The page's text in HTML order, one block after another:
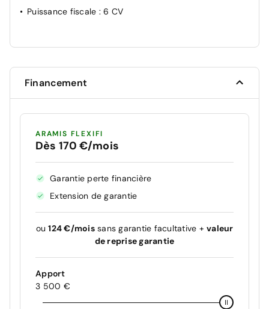
Puissance fiscale : 6 CV
Financement
ARAMIS FLEXIFI
Dès 170 €/mois
Garantie perte financière
Extension de garantie
ou124 €/moissans garantie facultative + valeur
de reprise garantie
Apport
3 500 €